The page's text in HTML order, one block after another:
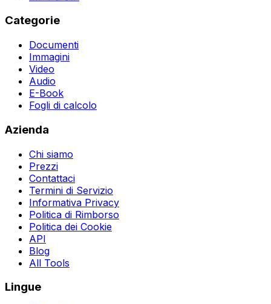
Categorie
Documenti
Immagini
Video
Audio
E-Book
Fogli di calcolo
Azienda
Chi siamo
Prezzi
Contattaci
Termini di Servizio
Informativa Privacy
Politica di Rimborso
Politica dei Cookie
API
Blog
All Tools
Lingue